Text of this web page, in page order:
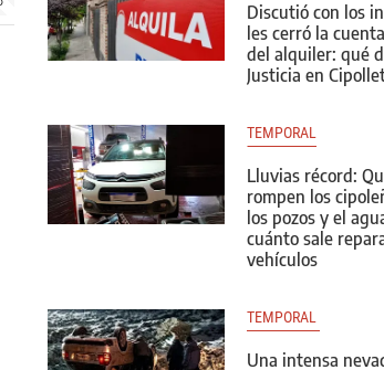
Discutió con los
les cerró la
del alquiler: qué
Justicia en
TEMPORAL
Lluvias récord:
rompen los
los pozos y el
cuánto sale
vehículos
TEMPORAL
Una intensa